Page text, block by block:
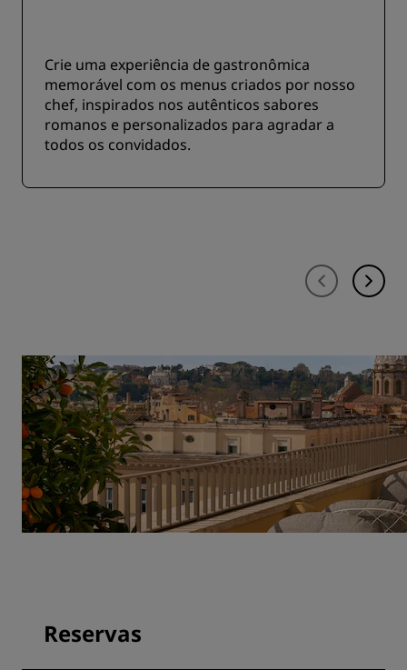
Crie uma experiência de gastronômica
memorável com os menus criados por nosso
chef, inspirados nos autênticos sabores
romanos e personalizados para agradar a
todos os convidados.
Reservas